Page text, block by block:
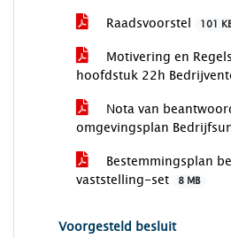
Raadsvoorstel 101
Motivering en
hoofdstuk 22h
Nota van
omgevingsplan
Bestemmingsplan
vaststelling-set
8 MB
Voorgesteld besluit